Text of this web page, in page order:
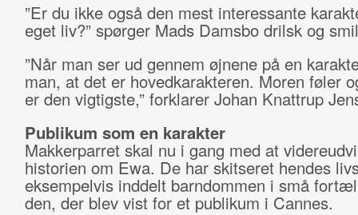
”Er du ikke også den mest interessante
eget liv?” spørger Mads Damsbo drilsk og
”Når man ser ud gennem øjnene på en
man, at det er hovedkarakteren. Moren føler
er den vigtigste,” forklarer Johan Knattrup
Publikum som en karakter
Makkerparret skal nu i gang med at
historien om Ewa. De har skitseret hendes
eksempelvis inddelt barndommen i små
den, der blev vist for et publikum i Cannes.